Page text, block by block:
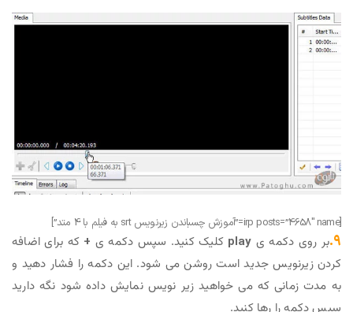
[irp posts=”4658″ name=”آموزش چسباندن زیرنویس srt به فیلم با 4 متد”]
۹. بر روی دکمه ی play کلیک کنید. سپس دکمه ی + که برای اضافه
کردن زیرنویس جدید است روشن می شود. این دکمه را فشار دهید و
به مدت زمانی که می خواهید زیر نویس نمایش داده شود نگه دارید